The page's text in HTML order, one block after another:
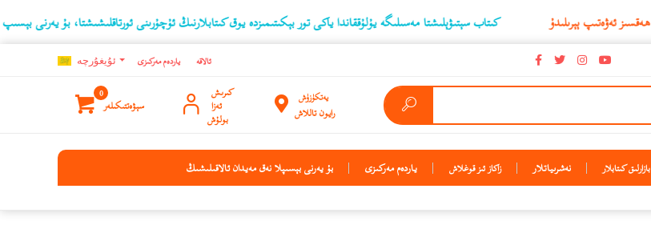
كىتاب سېتىۋېلىشتا مەسىلىگە يۇلۇققاندا ياكى تور بېكىتىمىزدە يوق كىتابلارنىڭ ئۇچۇرىنى ئورتاقلىشىشتا، بۇ يەرنى بېسىپ بىز بىلەن
ئۇيغۇرچه ياردەم مەركىزى ئالاقە
يەتكۈزۈش
رايون تاللاش
كىرىش
ئەزا
بولۇش
0
سېۋەتتىكىلەر
بازارلىق كىتابلار نەشرىياتلار زاكاز ئىز قوغلاش ياردەم مەركىزى بۇ يەرنى بېسىپلا نەق مەيدان ئالاقىلىشىڭ